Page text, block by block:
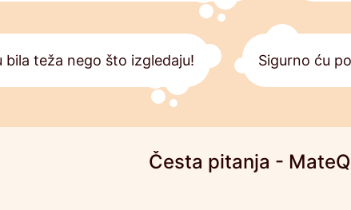
bila teža nego što izgledaju! Sigurno ću
Česta pitanja -